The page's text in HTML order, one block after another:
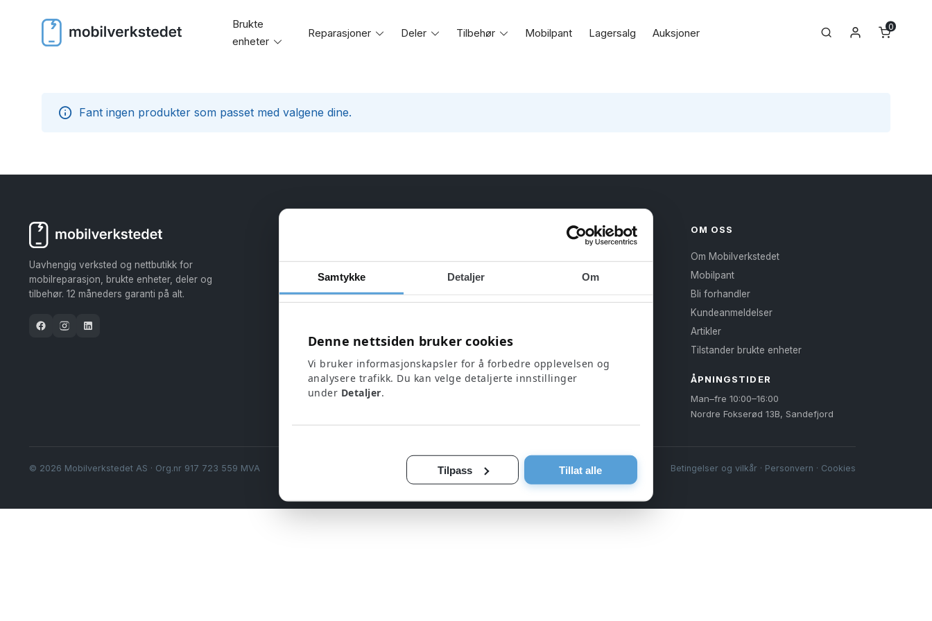
Samtykke Detaljer Om
Denne nettsiden bruker cookies
Vi bruker informasjonskapsler for å forbedre opplevelsen og
analysere trafikk. Du kan velge detaljerte innstillinger
under Detaljer.
Tilpass Tillat alle
Brukte
enheter
Toggle
Reparasjoner
ToggleDeler
ToggleTilbehør
ToggleMobilpant Lagersalg Auksjoner Search Min konto
0
Fant ingen produkter som passet med valgene dine.
Uavhengig verksted og nettbutikk for
mobilreparasjon, brukte enheter, deler og
tilbehør. 12 måneders garanti på alt.
Reparasjoner
Deler
KUNDESERVICE
Betaling
OM OSS
Om Mobilverkstedet
Mobilpant
Bli forhandler
Kundeanmeldelser
Artikler
Tilstander brukte enheter
ÅPNINGSTIDER
Man–fre 10:00–16:00
Nordre Fokserød 13B, Sandefjord
© 2026 Mobilverkstedet AS · Org.nr 917 723 559 MVA Betingelser og vilkår · Personvern · Cookies